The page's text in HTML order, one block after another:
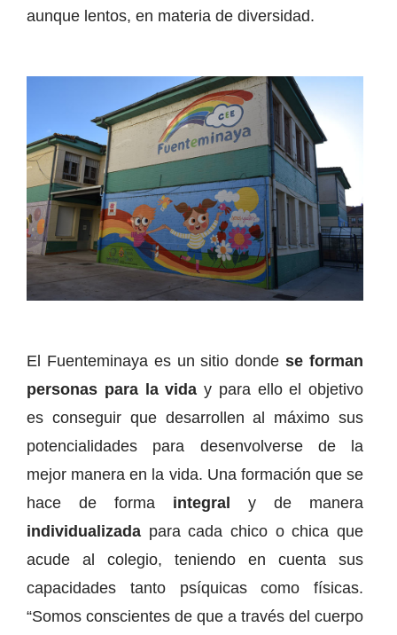
aunque lentos, en materia de diversidad.
El Fuenteminaya es un sitio dondese forman
personas para la vida y para ello el objetivo
es conseguir que desarrollen al máximo sus
potencialidades para desenvolverse de la
mejor manera en la vida. Una formación que se
hace de forma integral y de manera
individualizada para cada chico o chica que
acude al colegio, teniendo en cuenta sus
capacidades tanto psíquicas como físicas.
“Somos conscientes de que a través del cuerpo